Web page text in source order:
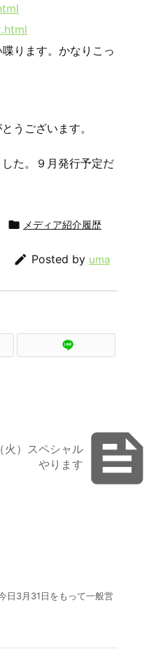
ります。かなりこっ
うございます。
た。９月発行予定だ
 メディア紹介履歴
 Posted by uma

火）スペシャル
やります
日3月31日をもって一般営